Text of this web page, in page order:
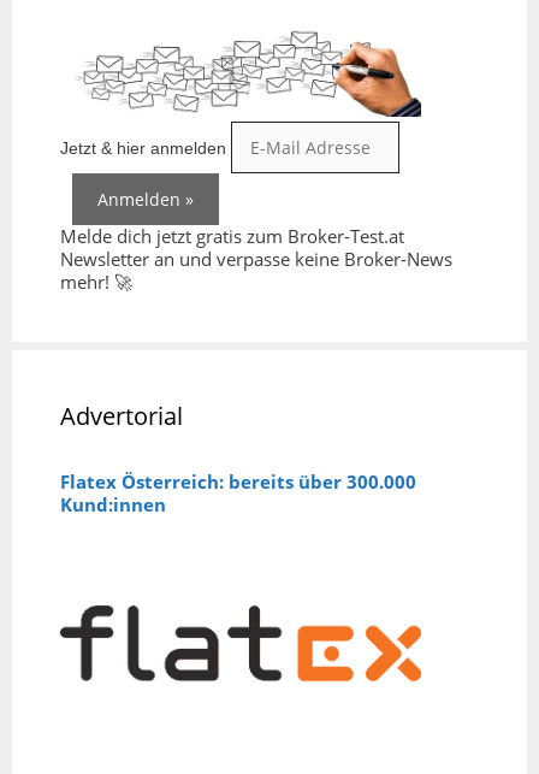
Jetzt & hier anmelden
Melde dich jetzt gratis zum Broker-Test.at
Newsletter an und verpasse keine Broker-News
mehr! 🚀
Advertorial
Flatex Österreich: bereits über 300.000
Kund:innen